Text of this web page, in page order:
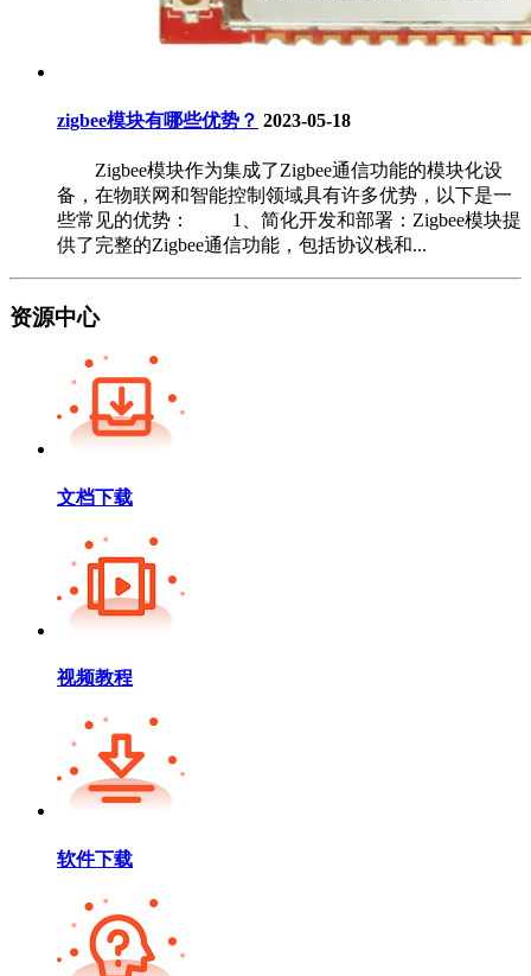
zigbee模块有哪些优势？ 2023-05-18
Zigbee模块作为集成了Zigbee通信功能的模块化设
备，在物联网和智能控制领域具有许多优势，以下是一
些常见的优势： 1、简化开发和部署：Zigbee模块提
供了完整的Zigbee通信功能，包括协议栈和...
资源中心
文档下载
视频教程
软件下载